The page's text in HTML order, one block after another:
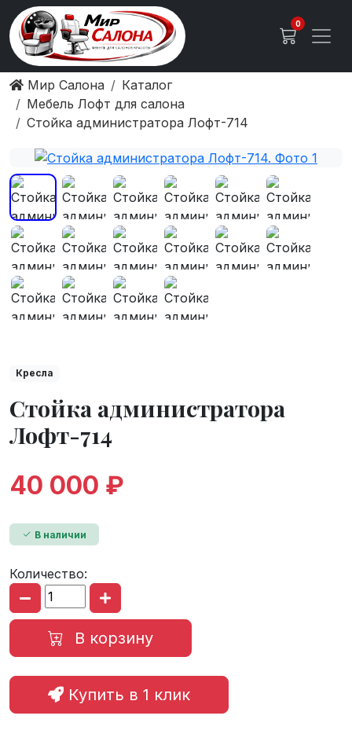
0
Мир Салона
Каталог
Мебель Лофт для салона
Стойка администратора Лофт-714
Кресла
Стойка администратора
Лофт-714
40 000 ₽
В наличии
Количество:
В корзину
Купить в 1 клик